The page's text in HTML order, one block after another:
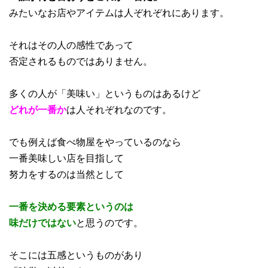
みたいなお店やアイテムは人ぞれぞれにあります。
それはその人の感性であって
否定されるものではありません。
多くの人が「美味い」というものはあるけど
どれが一番かは人それぞれなのです。
でも例えば食べ物屋をやっているのなら
一番美味しい店を目指して
努力をするのは当然として
一番を決める要素というのは
味だけではないと思うのです。
そこには五感というものがあり